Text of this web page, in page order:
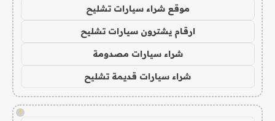
موقع شراء سيارات تشليح
ارقام يشترون سيارات تشليح
شراء سيارات مصدومة
شراء سيارات قديمة تشليح
!